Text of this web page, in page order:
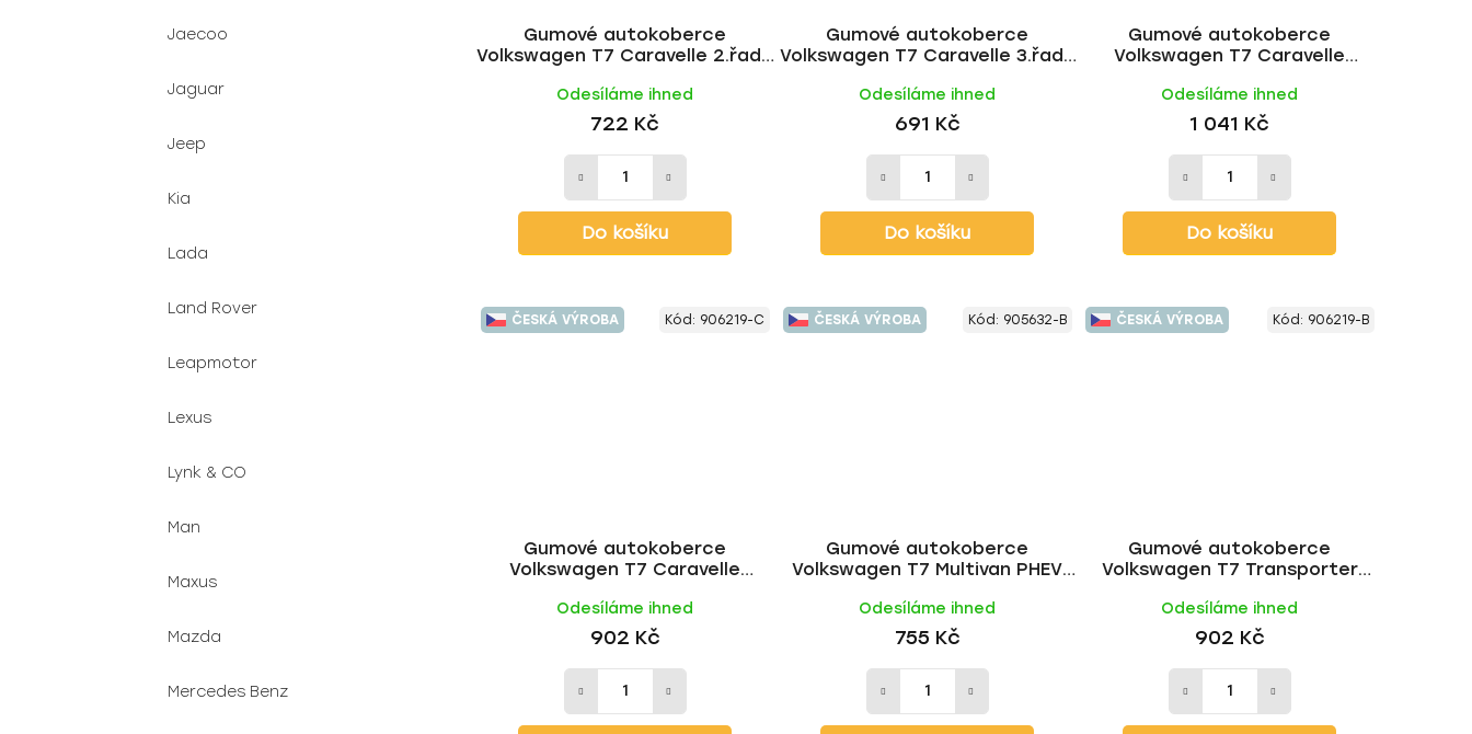
Jaecoo
Jaguar
Jeep
Kia
Lada
Land Rover
Leapmotor
Lexus
Lynk & CO
Man
Maxus
Mazda
Mercedes Benz
Gumové autokoberce
Volkswagen T7 Caravelle 2.řada
Odesíláme ihned
722 Kč
Do košíku
Gumové autokoberce
Volkswagen T7 Caravelle 3.řada
Odesíláme ihned
691 Kč
Do košíku
Gumové autokoberce
Volkswagen T7 Caravelle
Odesíláme ihned
1 041 Kč
Do košíku
ČESKÁ VÝROBA
Gumové autokoberce
Volkswagen T7 Caravelle
Odesíláme ihned
902 Kč
Kód: 906219-C ČESKÁ VÝROBA
Gumové autokoberce
Volkswagen T7 Multivan PHEV
Odesíláme ihned
755 Kč
Kód: 905632-B ČESKÁ VÝROBA
Gumové autokoberce
Volkswagen T7 Transporter
Odesíláme ihned
902 Kč
Kód: 906219-B